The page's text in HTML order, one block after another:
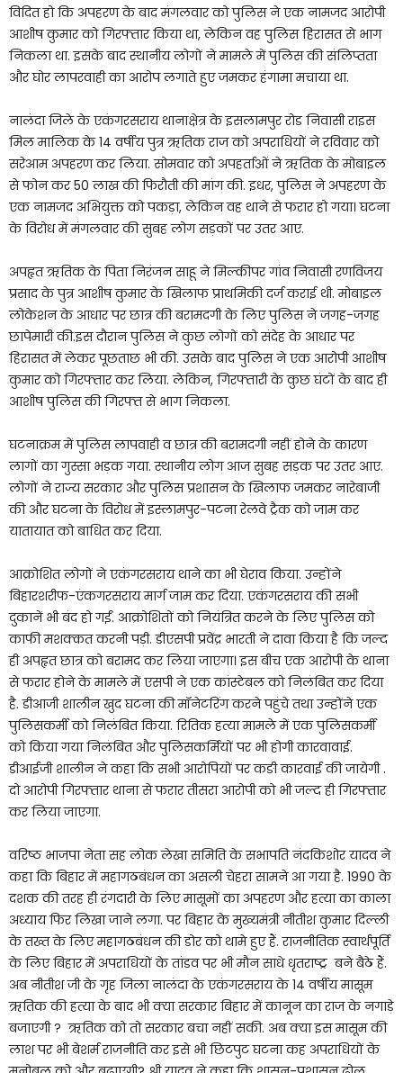
विदित हो कि अपहरण के बाद मंगलवार को पुलिस ने एक नामजद आरोपी
आशीष कुमार को गिरफ्तार किया था, लेकिन वह पुलिस हिरासत से भाग
निकला था. इसके बाद स्थानीय लोगों ने मामले में पुलिस की संलिप्तता
और घोर लापरवाही का आरोप लगाते हुए जमकर हंगामा मचाया था.
नालंदा जिले के एकंगरसराय थानाक्षेत्र के इसलामपुर रोड निवासी राइस
मिल मालिक के 14 वर्षीय पुत्र ऋतिक राज को अपराधियों ने रविवार को
सरेआम अपहरण कर लिया. सोमवार को अपहर्ताओं ने ऋतिक के मोबाइल
से फोन कर 50 लाख की फिरौती की मांग की. इधर, पुलिस ने अपहरण के
एक नामजद अभियुक्त को पकड़ा, लेकिन वह थाने से फरार हो गया। घटना
के विरोध में मंगलवार की सुबह लोग सड़कों पर उतर आए.
अपहृत ऋतिक के पिता निरंजन साहू ने मिल्कीपर गांव निवासी रणविजय
प्रसाद के पुत्र आशीष कुमार के खिलाफ प्राथमिकी दर्ज कराई थी. मोबाइल
लोकेशन के आधार पर छात्र की बरामदगी के लिए पुलिस ने जगह-जगह
छापेमारी की.इस दौरान पुलिस ने कुछ लोगों को संदेह के आधार पर
हिरासत में लेकर पूछताछ भी की. उसके बाद पुलिस ने एक आरोपी आशीष
कुमार को गिरफ्तार कर लिया. लेकिन, गिरफ्तारी के कुछ घंटों के बाद ही
आशीष पुलिस की गिरफ्त से भाग निकला.
घटनाक्रम में पुलिस लापवाही व छात्र की बरामदगी नहीं होने के कारण
लागों का गुस्सा भड़क गया. स्थानीय लोग आज सुबह सड़क पर उतर आए.
लोगों ने राज्य सरकार और पुलिस प्रशासन के खिलाफ जमकर नारेबाजी
की और घटना के विरोध में इस्लामपुर-पटना रेलवे ट्रैक को जाम कर
यातायात को बाधित कर दिया.
आक्रोशित लोगों ने एकंगरसराय थाने का भी घेराव किया. उन्होंने
बिहारशरीफ-एंकगरसराय मार्ग जाम कर दिया. एकंगरसराय की सभी
दुकानें भी बंद हो गईं. आक्रोशितों को नियंत्रित करने के लिए पुलिस को
काफी मशक्कत करनी पड़ी. डीएसपी प्रवेंद्र भारती ने दावा किया है कि जल्द
ही अपहृत छात्र को बरामद कर लिया जाएगा। इस बीच एक आरोपी के थाना
से फरार होने के मामले में एसपी ने एक कांस्टेबल को निलंबित कर दिया
है. डीआजी शालीन खुद घटना की मॉनेटरिंग करने पहुंचे तथा उन्होंने एक
पुलिसकर्मी को निलंबित किया. रितिक हत्या मामले में एक पुलिसकर्मी
को किया गया निलंबित और पुलिसकर्मियों पर भी होगी कारवावाई.
डीआईजी शालीन ने कहा कि सभी आरोपियों पर कङी कारवाई की जायेगी .
दो आरोपी गिरफ्तार थाना से फरार तीसरा आरोपी को भी जल्द ही गिरफ्तार
कर लिया जाएगा.
वरिष्ठ भाजपा नेता सह लोक लेखा समिति के सभापति नंदकिशोर यादव ने
कहा कि बिहार में महागठबंधन का असली चेहरा सामने आ गया है. 1990 के
दशक की तरह ही रंगदारी के लिए मासूमों का अपहरण और हत्या का काला
अध्याय फिर लिखा जाने लगा. पर बिहार के मुख्यमंत्री नीतीश कुमार दिल्ली
के तख्त के लिए महागठबंधन की डोर को थामे हुए हैं. राजनीतिक स्वार्थपूर्ति
के लिए बिहार में अपराधियों के तांडव पर भी मौन साधे धृतराष्ट्र बने बैठे हैं.
अब नीतीश जी के गृह जिला नालंदा के एकंगरसराय के 14 वर्षीय मासूम
ऋतिक की हत्या के बाद भी क्या सरकार बिहार में कानून का राज के नगाड़े
बजाएगी ? ऋतिक को तो सरकार बचा नहीं सकी. अब क्या इस मासूम की
लाश पर भी बेशर्म राजनीति कर इसे भी छिटपुट घटना कह अपराधियों के